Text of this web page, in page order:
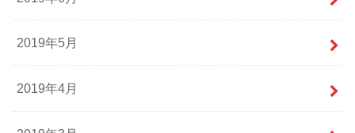
2019年5月
2019年4月